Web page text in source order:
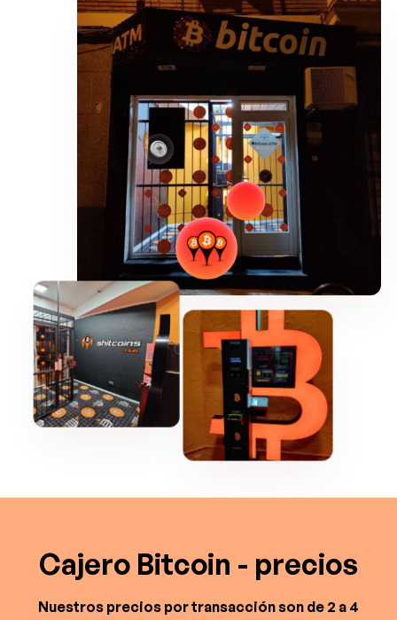
Cajero Bitcoin - precios
Nuestros precios por transacción son de 2 a 4